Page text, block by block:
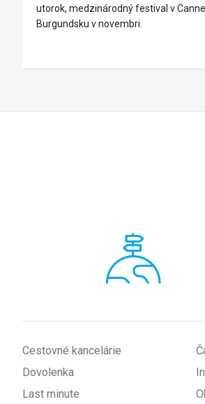
utorok, medzinárodný festival v
Burgundsku v novembri.
Cestovné kancelárie
Dovolenka
Last minute